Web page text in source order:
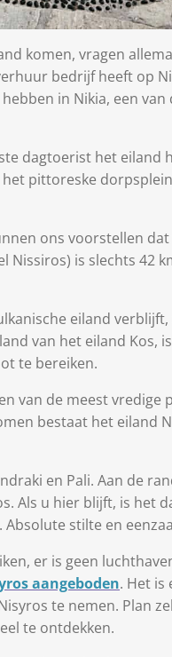
komen, vragen
bedrijf heeft op
in Nikia, een
dagtoerist het eiland
pittoreske
ons voorstellen
is slechts 42
eiland
van het eiland Kos,
te bereiken.
van de meest vredige
bestaat het eiland
en Pali. Aan de
Als u hier blijft, is het
stilte en
er is geen
aangeboden. Het is
te nemen. Plan
te ontdekken.